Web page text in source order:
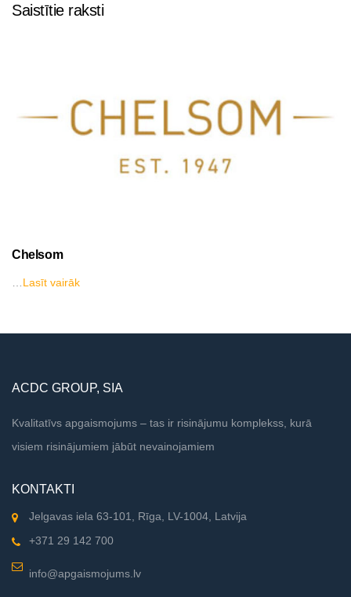
Saistītie raksti
Chelsom
Lasīt vairāk
ACDC GROUP, SIA
Kvalitatīvs apgaismojums – tas ir risinājumu komplekss, kurā
visiem risinājumiem jābūt nevainojamiem
KONTAKTI
Jelgavas iela 63-101, Rīga, LV-1004, Latvija
+371 29 142 700
info@apgaismojums.lv